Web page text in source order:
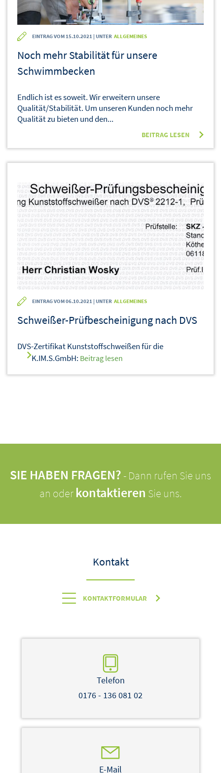
EINTRAG VOM 15.10.2021 | UNTER ALLGEMEINES
Noch mehr Stabilität für unsere
Schwimmbecken
Endlich ist es soweit. Wir erweitern unsere
Qualität/Stabilität. Um unseren Kunden noch mehr
Qualität zu bieten und den...
BEITRAG LESEN
EINTRAG VOM 06.10.2021 | UNTER ALLGEMEINES
Schweißer-Prüfbescheinigung nach DVS
DVS-Zertifikat Kunststoffschweißen für die
K.IM.S.GmbH: Beitrag lesen
SIE HABEN FRAGEN? - Dann rufen Sie uns
an oder kontaktieren Sie uns.
Kontakt
KONTAKTFORMULAR
Telefon
0176 - 136 081 02
E-Mail